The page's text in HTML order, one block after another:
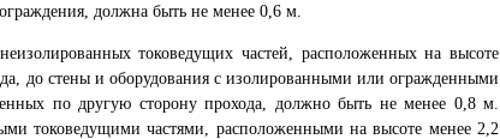
должна быть не менее 0,6 м.
токоведущих частей, расположенных на высоте
до стены и оборудования с изолированными или огражденными
по другую сторону прохода, должно быть не менее 0,8 м.
токоведущими частями, расположенными на высоте менее 2,2